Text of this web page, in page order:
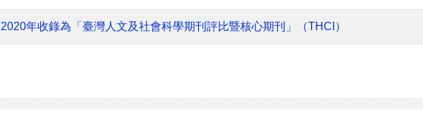
2020年收錄為「臺灣人文及社會科學期刊評比暨核心期刊」（THCI）